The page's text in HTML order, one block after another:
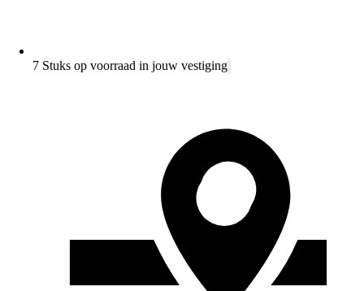
7 Stuks op voorraad in jouw vestiging